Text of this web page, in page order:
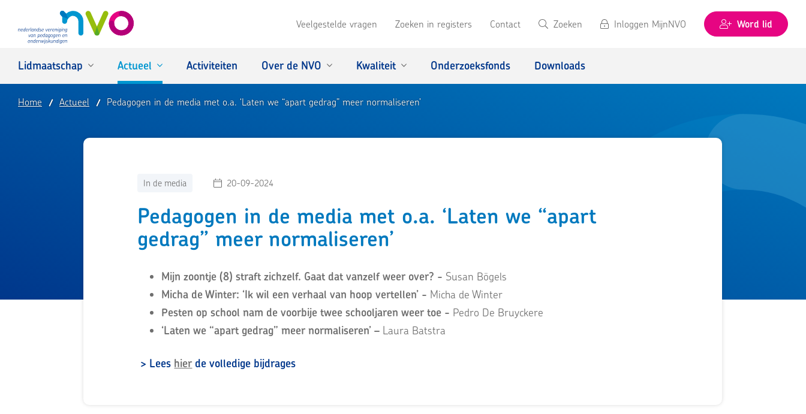
NVO Veelgestelde vragen Zoeken in registers Contact Zoeken Inloggen MijnNVO Word lid
Lidmaatschap Actueel Activiteiten Over de NVO Kwaliteit Onderzoeksfonds Downloads
Home Actueel Pedagogen in de media met o.a. ‘Laten we “apart gedrag” meer normaliseren’
In de media 20-09-2024
Pedagogen in de media met o.a. ‘Laten we “apart
gedrag” meer normaliseren’
Mijn zoontje (8) straft zichzelf. Gaat dat vanzelf weer over? - Susan Bögels
Micha de Winter: ‘Ik wil een verhaal van hoop vertellen’ - Micha de Winter
Pesten op school nam de voorbije twee schooljaren weer toe - Pedro De Bruyckere
‘Laten we “apart gedrag” meer normaliseren’ – Laura Batstra
> Lees hier de volledige bijdrages